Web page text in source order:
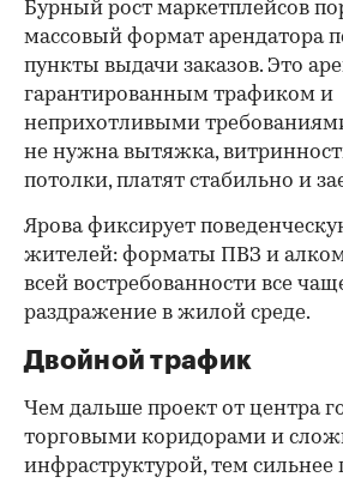
Бурный рост маркетплейсов
массовый формат арендатора
пункты выдачи заказов. Это
гарантированным трафиком и
неприхотливыми
не нужна вытяжка,
потолки, платят стабильно и
Ярова фиксирует
жителей: форматы ПВЗ и
всей востребованности все
раздражение в жилой среде.
Двойной трафик
Чем дальше проект от центра
торговыми коридорами и
инфраструктурой, тем сильнее